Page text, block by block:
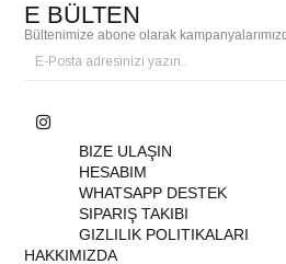
E BÜLTEN
Bültenimize abone olarak
BIZE ULAŞIN
HESABIM
WHATSAPP DESTEK
SIPARIŞ TAKIBI
GIZLILIK POLITIKALARI
HAKKIMIZDA